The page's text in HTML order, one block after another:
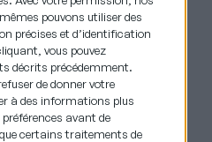
pouvons utiliser des
précises et d’identification
vous pouvez
décrits précédemment.
de donner votre
à des informations plus
avant de
certains traitements de
: un tiers
ont entrepris
les faits. Selon le
à l’encontre
ancrées – et en
les personnes